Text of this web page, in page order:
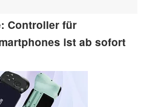
Controller für
ist ab sofort